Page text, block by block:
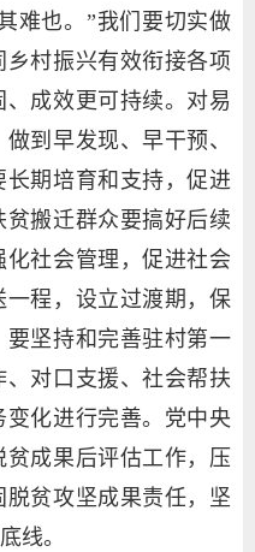
难也。”我们要切实做
村振兴有效衔接各项
成效更可持续。对易
到早发现、早干预、
期培育和支持，促进
搬迁群众要搞好后续
社会管理，促进社会
程，设立过渡期，保
坚持和完善驻村第一
对口支援、社会帮扶
化进行完善。党中央
成果后评估工作，压
贫攻坚成果责任，坚
线。